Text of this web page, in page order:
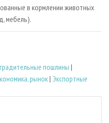
в кормлении животных
мебель).
пошлины |
рынок| Экспортные